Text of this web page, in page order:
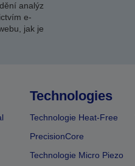
analýz
e-
jak je
Technologies
Technologie Heat-Free
PrecisionCore
Technologie Micro Piezo